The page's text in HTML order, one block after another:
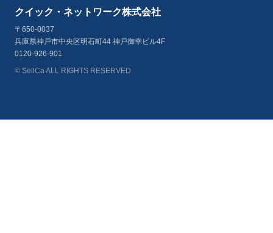
クイック・ネットワーク株式会社
〒650-0037
兵庫県神戸市中央区明石町44 神戸御幸ビル4F
0120-926-901
© SellCa ALL RIGHTS RESERVED